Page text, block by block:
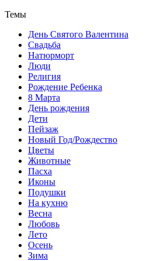
Темы
День Святого Валентина
Свадьба
Натюрморт
Люди
Религия
Рождение Ребенка
8 Марта
День рождения
Дети
Пейзаж
Новый Год/Рождество
Цветы
Животные
Пасха
Иконы
Подушки
На кухню
Весна
Любовь
Лето
Осень
Зима